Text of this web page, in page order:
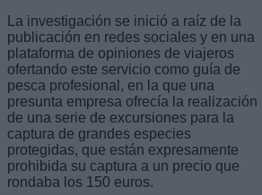
La investigación se inició a raíz de la
publicación en redes sociales y en una
plataforma de opiniones de viajeros
ofertando este servicio como guía de
pesca profesional, en la que una
presunta empresa ofrecía la realización
de una serie de excursiones para la
captura de grandes especies
protegidas, que están expresamente
prohibida su captura a un precio que
rondaba los 150 euros.